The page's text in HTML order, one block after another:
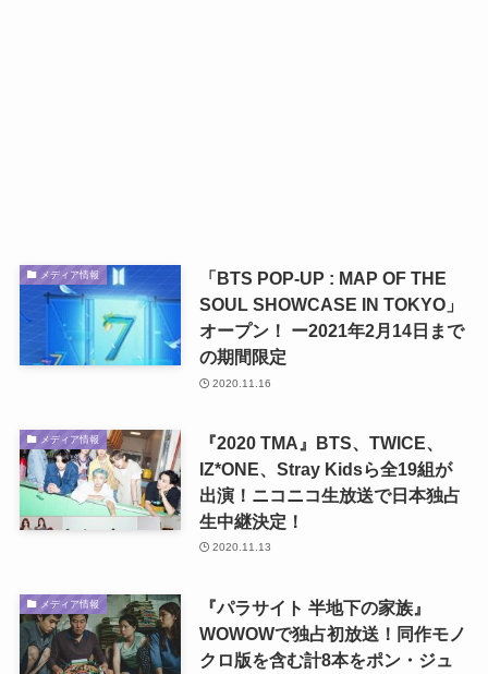
メディア情報
「BTS POP-UP : MAP OF THE
SOUL SHOWCASE IN TOKYO」
オープン！ ー2021年2月14日まで
の期間限定
2020.11.16
メディア情報
『2020 TMA』BTS、TWICE、
IZ*ONE、Stray Kidsら全19組が
出演！ニコニコ生放送で日本独占
生中継決定！
2020.11.13
メディア情報
『パラサイト 半地下の家族』
WOWOWで独占初放送！同作モノ
クロ版を含む計8本をポン・ジュ